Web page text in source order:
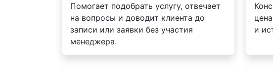
Помогает подобрать услугу, отвечает
на вопросы и доводит клиента до
записи или заявки без участия
менеджера.
и